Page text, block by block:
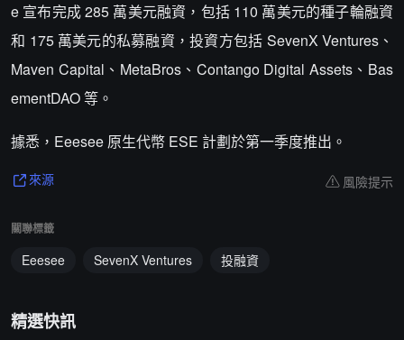
e 宣布完成 285 萬美元融資，包括 110 萬美元的種子輪融資
和 175 萬美元的私募融資，投資方包括 SevenX Ventures、
Maven Capital、MetaBros、Contango Digital Assets、Bas
ementDAO 等。
據悉，Eeesee 原生代幣 ESE 計劃於第一季度推出。
來源 風險提示
關聯標籤
Eeesee SevenX Ventures 投融資
精選快訊